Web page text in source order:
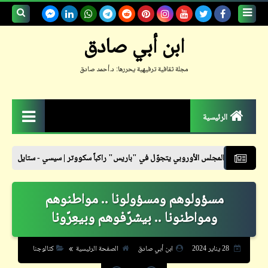
ابن أبي صادق
مجلة ثقافية ترفيهية يحررها: د.أحمد صادق
الرئيسية
حكم
حواديت
حوار
الأوروبي يتجوّل في "باريس" راكباً سكووتر | سيسي - ستايل نشرة أسعار
مسؤولوهم ومسؤولونا .. مواطنوهم
ومواطنونا .. بيشرّفوهم وبيعِرّونا
28 يناير 2024 ابن أبي صادق الصفحة الرئيسية
كتالوجنا